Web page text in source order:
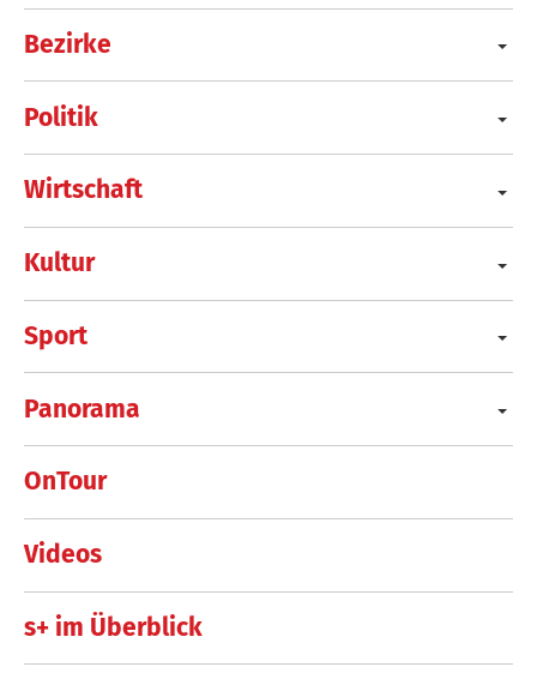
Bezirke
Politik
Wirtschaft
Kultur
Sport
Panorama
OnTour
Videos
s+ im Überblick